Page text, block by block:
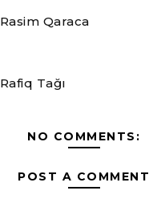
Rasim Qaraca
Rafiq Tağı
NO COMMENTS:
POST A COMMENT